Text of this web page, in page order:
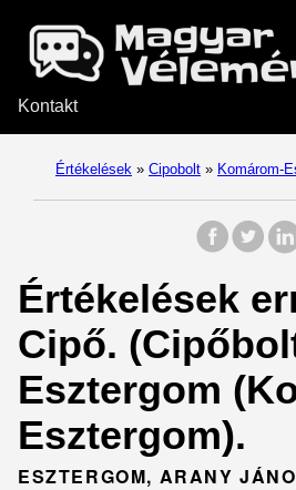
Kontakt
Értékelések » Cipobolt » Komárom-
Értékelések
Cipő.
Esztergom
Esztergom).
ESZTERGOM, ARANY